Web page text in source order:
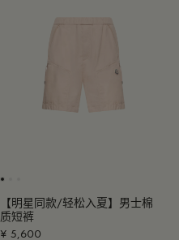
【明星同款/轻松入夏】男士棉
质短裤
¥ 5,600